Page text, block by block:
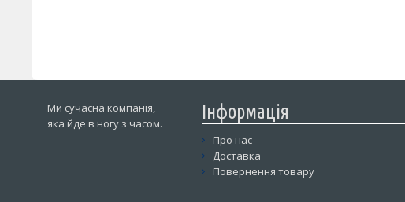
Ми сучасна компанія,
яка йде в ногу з часом.
Інформація
Про нас
Доставка
Повернення товару